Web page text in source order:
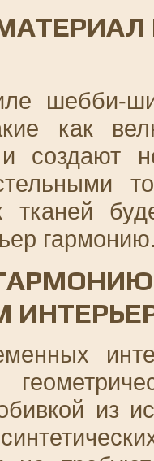
шебби-
как
создают
тканей
из